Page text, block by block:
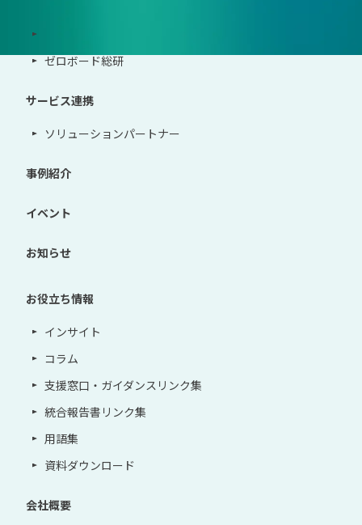
ゼロボード総研
サービス連携
ソリューションパートナー
事例紹介
イベント
お知らせ
お役立ち情報
インサイト
コラム
支援窓口・ガイダンスリンク集
統合報告書リンク集
用語集
資料ダウンロード
会社概要